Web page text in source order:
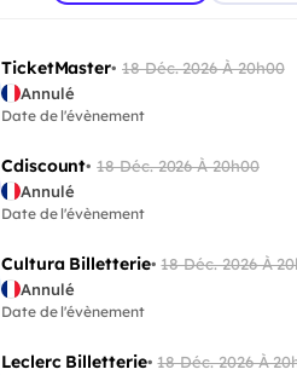
TicketMaster• 18 Déc. 2026 À 20h00
Annulé
Date de l'évènement
Cdiscount•18 Déc. 2026 À 20h00
Annulé
Date de l'évènement
Cultura Billetterie•18 Déc. 2026 À
Annulé
Date de l'évènement
Leclerc Billetterie•18 Déc. 2026 À